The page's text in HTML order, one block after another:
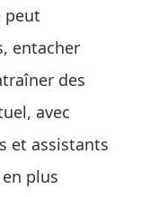
peut
entacher
des
avec
et assistants
plus